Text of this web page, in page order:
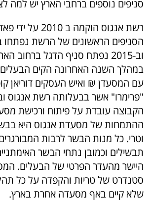
סניפים נוספים ברחבי הארץ יש למה
רשת אנגוס הוקמה
הסניפים הראשונים של הרשת נפתחו
וב-2015 נפתח סניף הדגל
במהלך השנה האחרונה הקים
עם המסעדן ₪ ואיש העסקים דוריאן
"פרימרו" אשר בבעלותה רשת אנגוס
הקבוצה עובדת על פיתוח ורכישת
ההתמחות של מסעדת אנגוס היא
וטרי. כל מנות הבשר לרבות
תבשילים וכמובן נתחי הבשר
היישר מהעדר הפרטי של הבעלים.
סטנדרט של טריות והקפדה על כל
שלא קיים באף מסעדה אחרת בארץ.